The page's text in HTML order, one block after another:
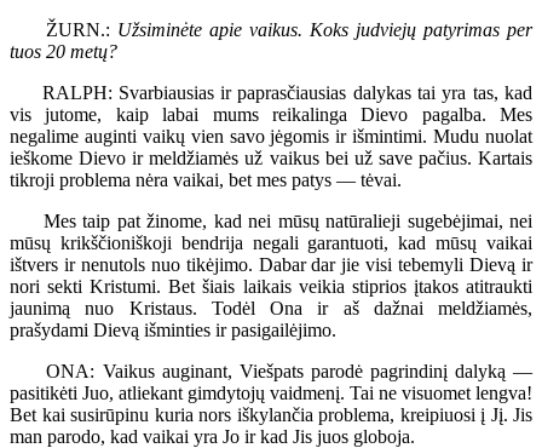
ŽURN.: Užsiminėte apie vaikus. Koks judviejų patyrimas per
tuos 20 metų?
RALPH: Svarbiausias ir paprasčiausias dalykas tai yra tas, kad
vis jutome, kaip labai mums reikalinga Dievo pagalba. Mes
negalime auginti vaikų vien savo jėgomis ir išmintimi. Mudu nuolat
ieškome Dievo ir meldžiamės už vaikus bei už save pačius. Kartais
tikroji problema nėra vaikai, bet mes patys — tėvai.
Mes taip pat žinome, kad nei mūsų natūralieji sugebėjimai, nei
mūsų krikščioniškoji bendrija negali garantuoti, kad mūsų vaikai
ištvers ir nenutols nuo tikėjimo. Dabar dar jie visi tebemyli Dievą ir
nori sekti Kristumi. Bet šiais laikais veikia stiprios įtakos atitraukti
jaunimą nuo Kristaus. Todėl Ona ir aš dažnai meldžiamės,
prašydami Dievą išminties ir pasigailėjimo.
ONA: Vaikus auginant, Viešpats parodė pagrindinį dalyką —
pasitikėti Juo, atliekant gimdytojų vaidmenį. Tai ne visuomet lengva!
Bet kai susirūpinu kuria nors iškylančia problema, kreipiuosi į Jį. Jis
man parodo, kad vaikai yra Jo ir kad Jis juos globoja.